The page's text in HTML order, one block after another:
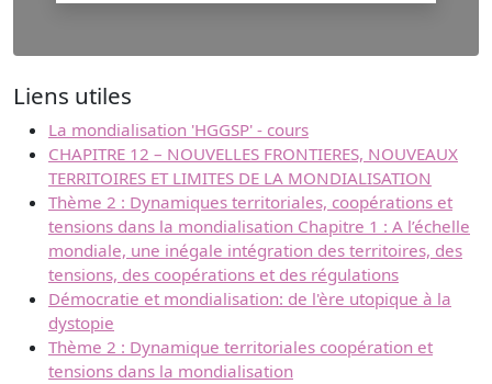
Liens utiles
La mondialisation 'HGGSP' - cours
CHAPITRE 12 – NOUVELLES FRONTIERES, NOUVEAUX
TERRITOIRES ET LIMITES DE LA MONDIALISATION
Thème 2 : Dynamiques territoriales, coopérations et
tensions dans la mondialisation Chapitre 1 : A l’échelle
mondiale, une inégale intégration des territoires, des
tensions, des coopérations et des régulations
Démocratie et mondialisation: de l'ère utopique à la
dystopie
Thème 2 : Dynamique territoriales coopération et
tensions dans la mondialisation